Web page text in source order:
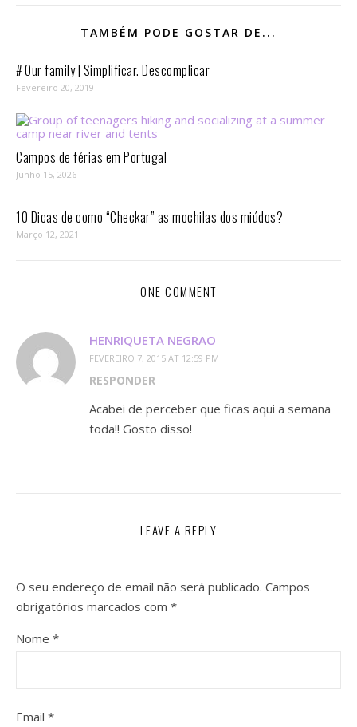
TAMBÉM PODE GOSTAR DE...
# Our family | Simplificar. Descomplicar
Fevereiro 20, 2019
Campos de férias em Portugal
Junho 15, 2026
10 Dicas de como “Checkar” as mochilas dos miúdos?
Março 12, 2021
ONE COMMENT
HENRIQUETA NEGRAO
FEVEREIRO 7, 2015 AT 12:59 PM
RESPONDER
Acabei de perceber que ficas aqui a semana
toda!! Gosto disso!
LEAVE A REPLY
O seu endereço de email não será publicado. Campos
obrigatórios marcados com *
Nome *
Email *